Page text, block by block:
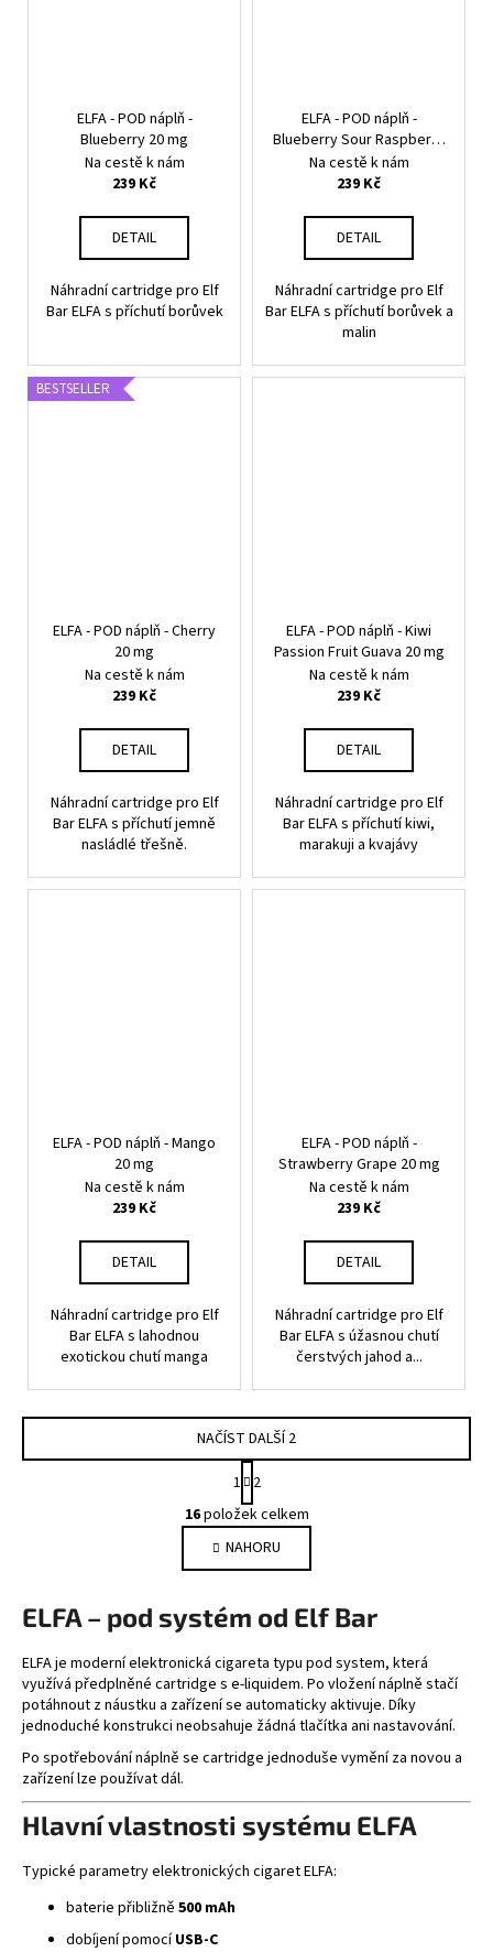
ELFA - POD náplň -
Blueberry 20 mg
Na cestě k nám
239 Kč
DETAIL
Náhradní cartridge pro Elf
Bar ELFA s příchutí borůvek
ELFA - POD náplň -
Blueberry Sour Raspberry
20 mg
Na cestě k nám
239 Kč
DETAIL
Náhradní cartridge pro Elf
Bar ELFA s příchutí borůvek a
malin
BESTSELLER
ELFA - POD náplň - Cherry
20 mg
Na cestě k nám
239 Kč
DETAIL
Náhradní cartridge pro Elf
Bar ELFA s příchutí jemně
nasládlé třešně.
ELFA - POD náplň - Kiwi
Passion Fruit Guava 20 mg
Na cestě k nám
239 Kč
DETAIL
Náhradní cartridge pro Elf
Bar ELFA s příchutí kiwi,
marakuji a kvajávy
ELFA - POD náplň - Mango
20 mg
Na cestě k nám
239 Kč
DETAIL
Náhradní cartridge pro Elf
Bar ELFA s lahodnou
exotickou chutí manga
ELFA - POD náplň -
Strawberry Grape 20 mg
Na cestě k nám
239 Kč
DETAIL
Náhradní cartridge pro Elf
Bar ELFA s úžasnou chutí
čerstvých jahod a...
O
v
l
á
a
í
p
r
v
k
y
v
ý
p
NAČÍST DALŠÍ 2
S
t
r
á
n
k
v
n
í
1
2
16položek celkem
NAHORU
ELFA – pod systém od Elf Bar
ELFA je moderní elektronická cigareta typu pod system, která
využívá předplněné cartridge s e-liquidem. Po vložení náplně stačí
potáhnout z náustku a zařízení se automaticky aktivuje. Díky
jednoduché konstrukci neobsahuje žádná tlačítka ani nastavování.
Po spotřebování náplně se cartridge jednoduše vymění za novou a
zařízení lze používat dál.
Hlavní vlastnosti systému ELFA
Typické parametry elektronických cigaret ELFA:
baterie přibližně 500 mAh
dobíjení pomocíUSB-C